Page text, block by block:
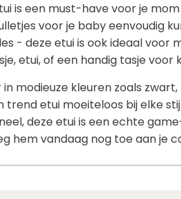
is een must-have voor je
voor je baby eenvoudig
- deze etui is ook ideaal voor
etui, of een handig tasje voor
modieuze kleuren zoals zwart,
trend etui moeiteloos bij elke
deze etui is een echte
hem vandaag nog toe aan je